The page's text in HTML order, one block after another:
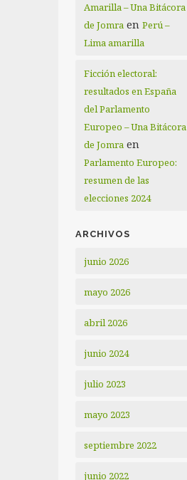
Amarilla – Una Bitácora
de Jomra en Perú –
Lima amarilla
Ficción electoral:
resultados en España
del Parlamento
Europeo – Una Bitácora
de Jomra en
Parlamento Europeo:
resumen de las
elecciones 2024
ARCHIVOS
junio 2026
mayo 2026
abril 2026
junio 2024
julio 2023
mayo 2023
septiembre 2022
junio 2022